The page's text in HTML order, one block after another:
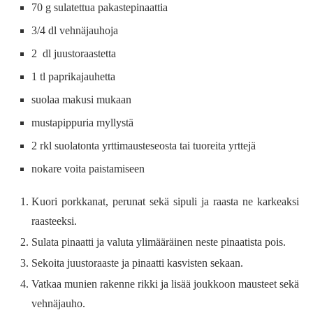
70 g sulatettua pakastepinaattia
3/4 dl vehnäjauhoja
2 dl juustoraastetta
1 tl paprikajauhetta
suolaa makusi mukaan
mustapippuria myllystä
2 rkl suolatonta yrttimausteseosta tai tuoreita yrttejä
nokare voita paistamiseen
Kuori porkkanat, perunat sekä sipuli ja raasta ne karkeaksi
raasteeksi.
Sulata pinaatti ja valuta ylimääräinen neste pinaatista pois.
Sekoita juustoraaste ja pinaatti kasvisten sekaan.
Vatkaa munien rakenne rikki ja lisää joukkoon mausteet sekä
vehnäjauho.